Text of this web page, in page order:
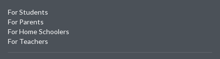
For Students
For Parents
For Home Schoolers
For Teachers